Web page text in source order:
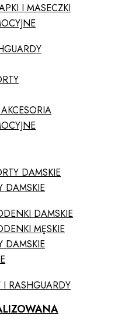
I MASECZKI
DAMSKIE
DAMSKIE
DAMSKIE
MĘSKIE
DAMSKIE
I RASHGUARDY